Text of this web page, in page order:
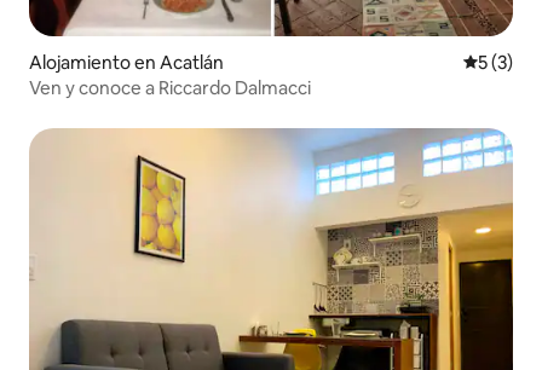
Alojamiento en Acatlán
5 (3)
Ven y conoce a Riccardo Dalmacci